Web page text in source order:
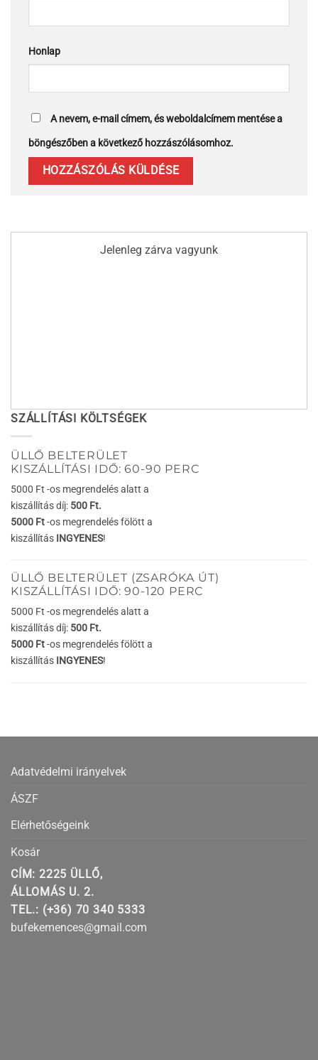
Honlap
A nevem, e-mail címem, és weboldalcímem mentése a
böngészőben a következő hozzászólásomhoz.
Jelenleg zárva vagyunk
SZÁLLÍTÁSI KÖLTSÉGEK
ÜLLŐ BELTERÜLET
KISZÁLLÍTÁSI IDŐ: 60-90 PERC
5000 Ft -os megrendelés alatt a
kiszállítás díj: 500 Ft.
5000 Ft-os megrendelés fölött a
kiszállítás INGYENES!
ÜLLŐ BELTERÜLET (ZSARÓKA ÚT)
KISZÁLLÍTÁSI IDŐ: 90-120 PERC
5000 Ft -os megrendelés alatt a
kiszállítás díj: 500 Ft.
5000 Ft-os megrendelés fölött a
kiszállítás INGYENES!
Adatvédelmi irányelvek
ÁSZF
Elérhetőségeink
Kosár
CÍM: 2225 ÜLLŐ,
ÁLLOMÁS U. 2.
TEL.: (+36) 70 340 5333
bufekemences@gmail.com